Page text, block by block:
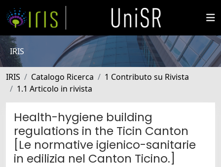
IRIS
IRIS Catalogo Ricerca
1 Contributo su Rivista
1.1 Articolo in rivista
Health-hygiene building
regulations in the Ticin Canton
[Le normative igienico-sanitarie
in edilizia nel Canton Ticino.]